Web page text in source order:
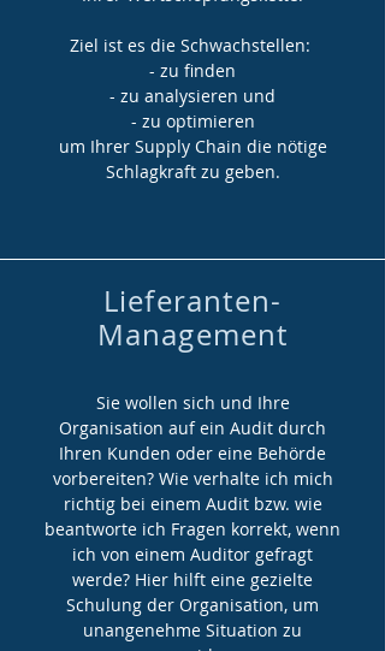
Ziel ist es die Schwachstellen:
- zu finden
- zu analysieren und
- zu optimieren
um Ihrer Supply Chain die nötige
Schlagkraft zu geben.
Lieferanten-
Management
Sie wollen sich und Ihre
Organisation auf ein Audit durch
Ihren Kunden oder eine Behörde
vorbereiten? Wie verhalte ich mich
richtig bei einem Audit bzw. wie
beantworte ich Fragen korrekt, wenn
ich von einem Auditor gefragt
werde? Hier hilft eine gezielte
Schulung der Organisation, um
unangenehme Situation zu